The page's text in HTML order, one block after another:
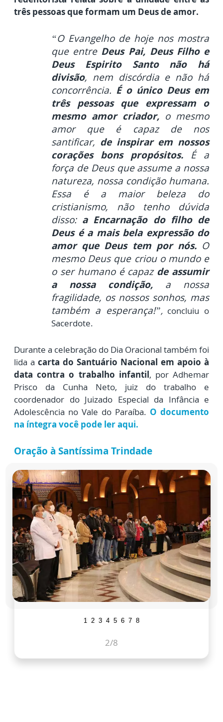
três pessoas que formam um Deus de amor.
“O Evangelho de hoje nos mostra
que entre Deus Pai, Deus Filho e
Deus Espirito Santo não há
divisão, nem discórdia e não há
concorrência. É o único Deus em
três pessoas que expressam o
mesmo amor criador, o mesmo
amor que é capaz de nos
santificar, de inspirar em nossos
corações bons propósitos. É a
força de Deus que assume a nossa
natureza, nossa condição humana.
Essa é a maior beleza do
cristianismo, não tenho dúvida
disso: a Encarnação do filho de
Deus é a mais bela expressão do
amor que Deus tem por nós.O
mesmo Deus que criou o mundo e
o ser humano é capaz de assumir
a nossa condição, a nossa
fragilidade, os nossos sonhos, mas
também a esperança!”,concluiu o
Sacerdote.
Durante a celebração do Dia Oracional também foi
lida a carta do Santuário Nacional em apoio à
data contra o trabalho infantil, por Adhemar
Prisco da Cunha Neto, juiz do trabalho e
coordenador do Juizado Especial da Infância e
Adolescência no Vale do Paraíba. O documento
na íntegra você pode ler aqui.
Oração à Santíssima Trindade
1 2 3 4 5 6 7 8
2/8